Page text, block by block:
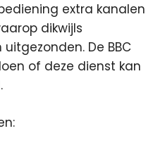
extra kanalen
dikwijls
De BBC
of deze dienst kan